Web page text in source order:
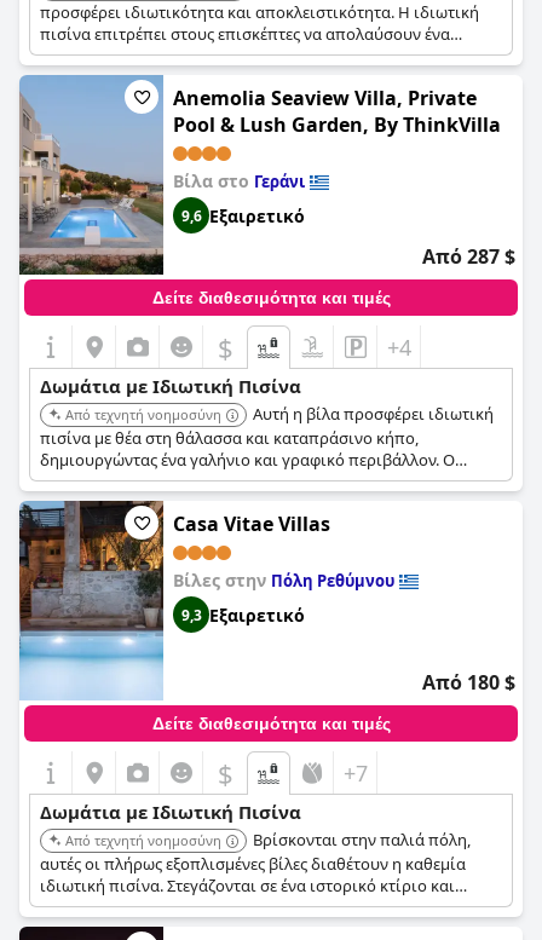
προσφέρει ιδιωτικότητα και αποκλειστικότητα. Η ιδιωτική
πισίνα επιτρέπει στους επισκέπτες να απολαύσουν ένα
απομονωμένο και χαλαρωτικό μπάνιο.
Anemolia Seaview Villa, Private
Pool & Lush Garden, By ThinkVilla
Βίλα στο Γεράνι
9,6 Εξαιρετικό
Από 287 $
Δείτε διαθεσιμότητα και τιμές
$ +4
Δωμάτια με Ιδιωτική Πισίνα
Από τεχνητή νοημοσύνη
Αυτή η βίλα προσφέρει ιδιωτική
πισίνα με θέα στη θάλασσα και καταπράσινο κήπο,
δημιουργώντας ένα γαλήνιο και γραφικό περιβάλλον. Ο
συνδυασμός φυσικής ομορφιάς και ιδιωτικότητας ενισχύει
την εμπειρία της πισίνας.
Casa Vitae Villas
Βίλες στην Πόλη Ρεθύμνου
9,3 Εξαιρετικό
Από 180 $
Δείτε διαθεσιμότητα και τιμές
$ +7
Δωμάτια με Ιδιωτική Πισίνα
Από τεχνητή νοημοσύνη
Βρίσκονται στην παλιά πόλη,
αυτές οι πλήρως εξοπλισμένες βίλες διαθέτουν η καθεμία
ιδιωτική πισίνα. Στεγάζονται σε ένα ιστορικό κτίριο και
προσφέρουν ένα μείγμα ιστορικής γοητείας και σύγχρονων
εγκαταστάσεων, με ορισμένες βίλες να έχουν θερμαινόμενες